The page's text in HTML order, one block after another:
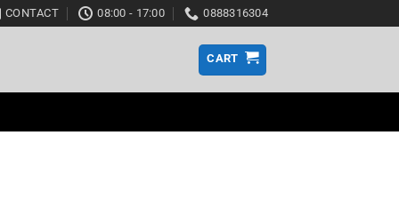
CONTACT 08:00 - 17:00 0888316304
CART